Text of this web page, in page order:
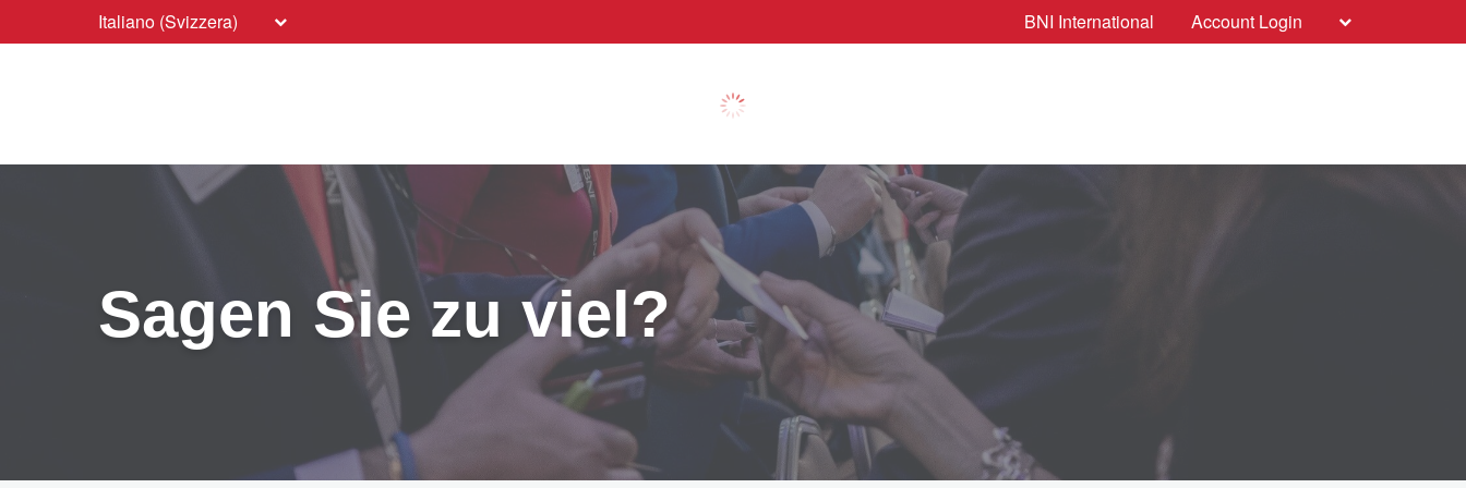
Italiano (Svizzera) BNI International Account Login
Sagen Sie zu viel?